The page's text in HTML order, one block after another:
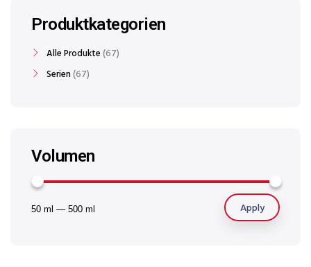
Produktkategorien
Alle Produkte 67
Serien 67
Volumen
Apply
50 ml — 500 ml